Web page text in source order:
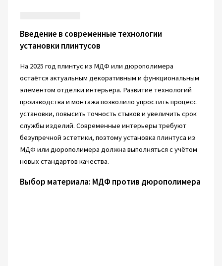
Введение в современные технологии
установки плинтусов
На 2025 год плинтус из МДФ или дюрополимера
остаётся актуальным декоративным и функциональным
элементом отделки интерьера. Развитие технологий
производства и монтажа позволило упростить процесс
установки, повысить точность стыков и увеличить срок
службы изделий. Современные интерьеры требуют
безупречной эстетики, поэтому установка плинтуса из
МДФ или дюрополимера должна выполняться с учётом
новых стандартов качества.
Выбор материала: МДФ против дюрополимера